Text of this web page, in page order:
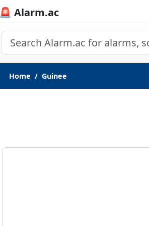
🚨 Alarm.ac
Home Guinee